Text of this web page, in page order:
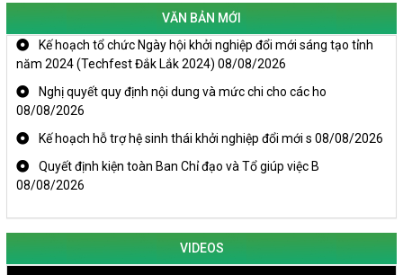
VĂN BẢN MỚI
Kế hoạch tổ chức Ngày hội khởi nghiệp đổi mới sáng tạo tỉnh
năm 2024 (Techfest Đắk Lắk 2024) 08/08/2026
Nghị quyết quy định nội dung và mức chi cho các ho
08/08/2026
Kế hoạch hỗ trợ hệ sinh thái khởi nghiệp đổi mới s 08/08/2026
Quyết định kiện toàn Ban Chỉ đạo và Tổ giúp việc B
08/08/2026
VIDEOS